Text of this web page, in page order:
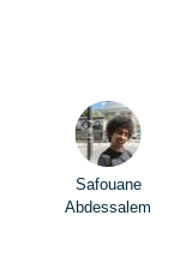
Safouane
Abdessalem